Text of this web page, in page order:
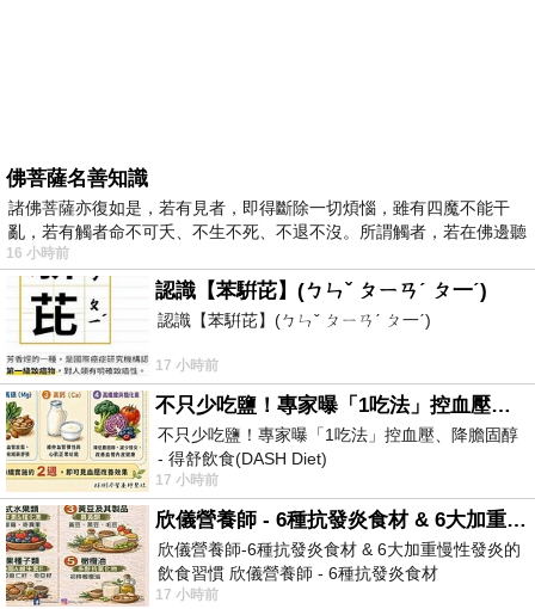
佛菩薩名善知識
諸佛菩薩亦復如是，若有見者，即得斷除一切煩惱，雖有四魔不能干
亂，若有觸者命不可夭、不生不死、不退不沒。所謂觸者，若在佛邊聽
受
16 小時前
認識【苯騈芘】(ㄅㄣˇ ㄆㄧㄢˊ ㄆ一ˊ)
認識【苯騈芘】(ㄅㄣˇ ㄆㄧㄢˊ ㄆ一ˊ)
17 小時前
不只少吃鹽！專家曝「1吃法」控血壓、降膽固醇 - 得舒飲食(DASH Diet)
不只少吃鹽！專家曝「1吃法」控血壓、降膽固醇
- 得舒飲食(DASH Diet)
https://www.facebook.com/dietitiansophia/
posts/157966
17 小時前
欣儀營養師 - 6種抗發炎食材 & 6大加重慢性發炎的飲食習慣
欣儀營養師-6種抗發炎食材 & 6大加重慢性發炎的
飲食習慣 欣儀營養師 - 6種抗發炎食材
https://www.facebook.com/photo/?fbid=147
17 小時前